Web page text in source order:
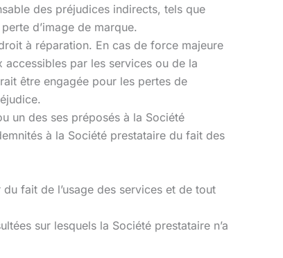
des préjudices indirects, tels que
d’image de marque.
à réparation. En cas de force majeure
accessibles par les services ou de la
être engagée pour les pertes de
un des ses préposés à la Société
à la Société prestataire du fait des
fait de l’usage des services et de tout
sur lesquels la Société prestataire n’a